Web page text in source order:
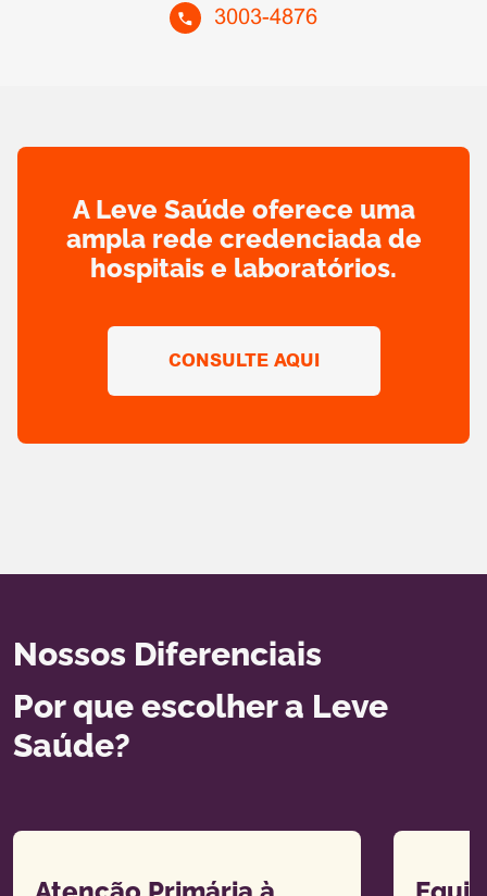
3003-4876
A Leve Saúde oferece uma
ampla rede credenciada de
hospitais e laboratórios.
CONSULTE AQUI
Nossos Diferenciais
Por que escolher a Leve
Saúde?